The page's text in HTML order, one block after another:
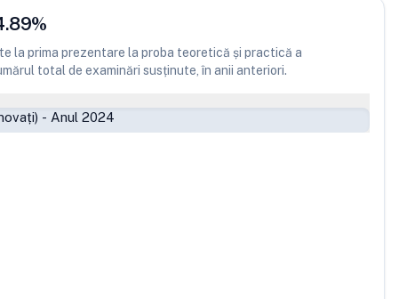
%
la prima prezentare la proba teoretică și practică a
total de examinări susținute, în anii anteriori.
- Anul 2024